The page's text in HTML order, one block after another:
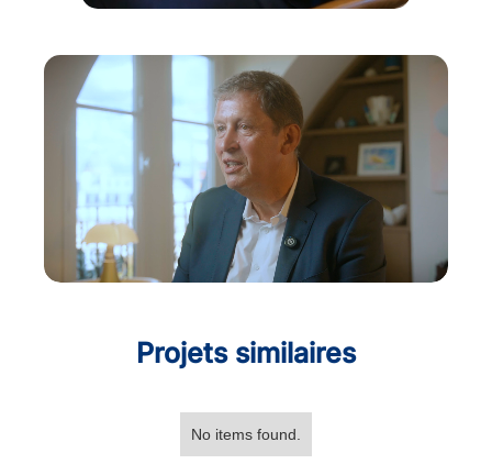
Projets similaires
No items found.